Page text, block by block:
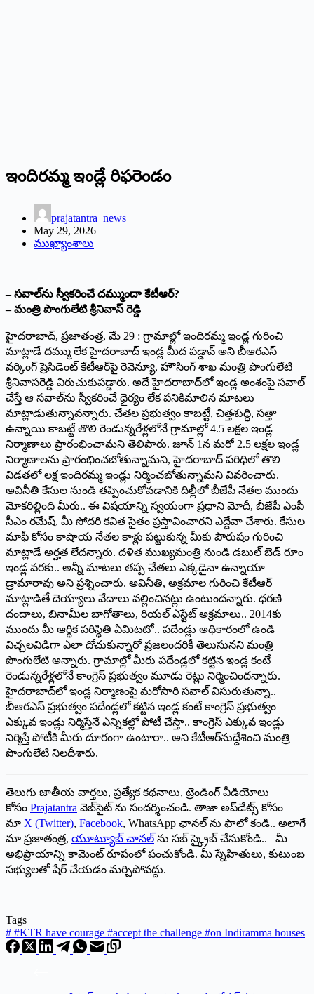
ఇందిరమ్మ ఇండ్లే రిఫరెండం
prajatantra_news
May 29, 2026
ముఖ్యాంశాలు
– సవాల్‌ను స్వీకరించే దమ్ముందా కేటీఆర్?
– మంత్రి పొంగులేటి శ్రీనివాస్ రెడ్డి
హైదరాబాద్, ప్రజాతంత్ర, మే 29 : గ్రామాల్లో ఇందిరమ్మ ఇండ్ల గురించి
మాట్లాడే దమ్ము లేక హైదరాబాద్ ఇండ్ల మీద పడ్డావ్ అని బీఆరఎస్
వర్కింగ్ ప్రెసిడెంట్ కేటీఆర్‌పై రెవెన్యూ, హౌసింగ్ శాఖ మంత్రి పొంగులేటి
శ్రీనివాసరెడ్డి విరుచుకుపడ్డారు. అదే హైదరాబాద్‌లో ఇండ్ల అంశంపై సవాల్
చేస్తే ఆ సవాల్‌ను స్వీకరించే ధైర్యం లేక పనికిమాలిన మాటలు
మాట్లాడుతున్నావన్నారు. చేతల ప్రభుత్వం కాబట్టే, చిత్తశుద్ధి, సత్తా
ఉన్నాయి కాబట్టే తొలి రెండున్నరేళ్లలోనే గ్రామాల్లో 4.5 లక్షల ఇండ్ల
నిర్మాణాలు ప్రారంభించామని తెలిపారు. జూన్ 1న మరో 2.5 లక్షల ఇండ్ల
నిర్మాణాలను ప్రారంభించబోతున్నామని, హైదరాబాద్ పరిధిలో తొలి
విడతలో లక్ష ఇందిరమ్మ ఇండ్లు నిర్మించబోతున్నామని వివరించారు.
అవినీతి కేసుల నుండి తప్పించుకోవడానికి దిల్లీలో బీజేపీ నేతల ముందు
మోకరిల్లింది మీరు.. ఈ విషయాన్ని స్వయంగా ప్రధాని మోదీ, బీజేపీ ఎంపీ
సీఎం రమేష్, మీ సోదరి కవిత సైతం ప్రస్తావించారని ఎద్దేవా చేశారు. కేసుల
మాఫీ కోసం కాషాయ నేతల కాళ్లు పట్టుకున్న మీకు పౌరుషం గురించి
మాట్లాడే అర్హత లేదన్నారు. దళిత ముఖ్యమంత్రి నుండి డబుల్ బెడ్ రూం
ఇండ్ల వరకు.. అన్నీ మాటలు తప్ప చేతలు ఎక్కడైనా ఉన్నాయా
డ్రామారావు అని ప్రశ్నించారు. అవినీతి, అక్రమాల గురించి కేటీఆర్
మాట్లాడితే దెయ్యాలు వేదాలు వల్లించినట్లు ఉంటుందన్నారు. ధరణి
దందాలు, బినామీల బాగోతాలు, రియల్ ఎస్టేట్ అక్రమాలు.. 2014కు
ముందు మీ ఆర్థిక పరిస్థితి ఏమిటటో.. పదేండ్లు అధికారంలో ఉండి
విచ్చలవిడిగా ఎలా దోచుకున్నారో ప్రజలందరికీ తెలుసునని మంత్రి
పొంగులేటి అన్నారు. గ్రామాల్లో మీరు పదేండ్లలో కట్టిన ఇండ్ల కంటే
రెండున్నరేళ్లలోనే కాంగ్రెస్ ప్రభుత్వం మూడు రెట్లు నిర్మించిందన్నారు.
హైదరాబాద్‌లో ఇండ్ల నిర్మాణంపై మరోసారి సవాల్ విసురుతున్నా..
బీఆరఎస్ ప్రభుత్వం పదేండ్లలో కట్టిన ఇండ్ల కంటే కాంగ్రెస్ ప్రభుత్వం
ఎక్కువ ఇండ్లు నిర్మిస్తేనే ఎన్నికల్లో పోటీ చేస్తా.. కాంగ్రెస్ ఎక్కువ ఇండ్లు
నిర్మిస్తే పోటీకి మీరు దూరంగా ఉంటారా.. అని కేటీఆర్‌నుద్దేశించి మంత్రి
పొంగులేటి నిలదీశారు.
తెలుగు జాతీయ వార్తలు, ప్రత్యేక కథనాలు, ట్రెండింగ్ వీడియోలు
కోసం Prajatantra వెబ్‌సైట్ ను సందర్శించండి. తాజా అప్‌డేట్స్ కోసం
మా X (Twitter), Facebook, WhatsApp ఛానల్ ను ఫాలో కండి.. అలాగే
మా ప్రజాతంత్ర, యూట్యూబ్ చానల్ ను సబ్ స్క్రైబ్ చేసుకోండి.. మీ
అభిప్రాయాన్ని కామెంట్ రూపంలో పంచుకోండి. మీ స్నేహితులు, కుటుంబ
సభ్యులతో షేర్ చేయడం మర్చిపోవద్దు.
Tags
# #KTR have courage #accept the challenge #on Indiramma houses